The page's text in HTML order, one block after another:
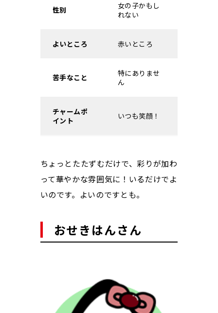
性別
女の子かもし
れない
よいところ 赤いところ
苦手なこと
特にありませ
ん
チャームポ
イント
いつも笑顔！
ちょっとたたずむだけで、彩りが加わ
って華やかな雰囲気に！いるだけでよ
いのです。よいのですとも。
おせきはんさん